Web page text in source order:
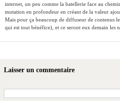
internet, un peu comme la batellerie face au
mutation en profondeur en créant de la valeur
Mais pour ça beaucoup de diffuseur de contenus
qui est tout bénéfice), et ce seront eux demain les
Laisser un commentaire